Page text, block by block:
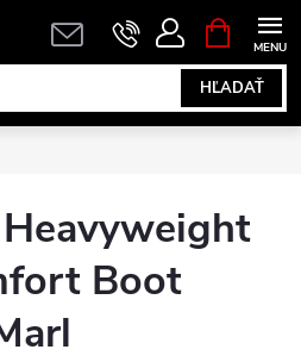
HĽADAŤ
KOŠÍK
Heavyweight
Boot